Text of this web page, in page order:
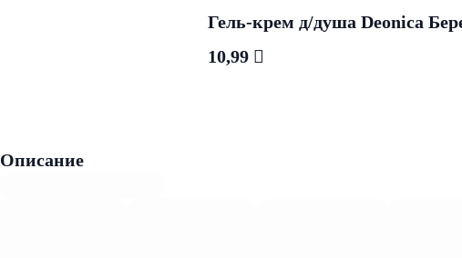
Гель-крем д/душа Deonica
10,99 
Описание